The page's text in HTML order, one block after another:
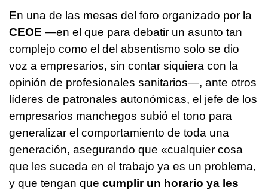
En una de las mesas del foro organizado por la
CEOE —en el que para debatir un asunto tan
complejo como el del absentismo solo se dio
voz a empresarios, sin contar siquiera con la
opinión de profesionales sanitarios—, ante otros
líderes de patronales autonómicas, el jefe de los
empresarios manchegos subió el tono para
generalizar el comportamiento de toda una
generación, asegurando que «cualquier cosa
que les suceda en el trabajo ya es un problema,
y que tengan que cumplir un horario ya les